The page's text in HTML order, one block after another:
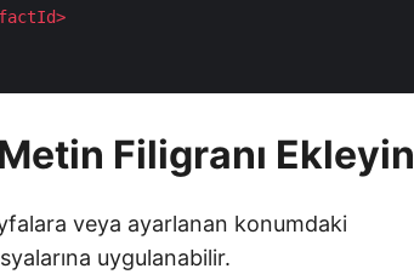
>
Filigranı Ekleyin
veya ayarlanan konumdaki
uygulanabilir.